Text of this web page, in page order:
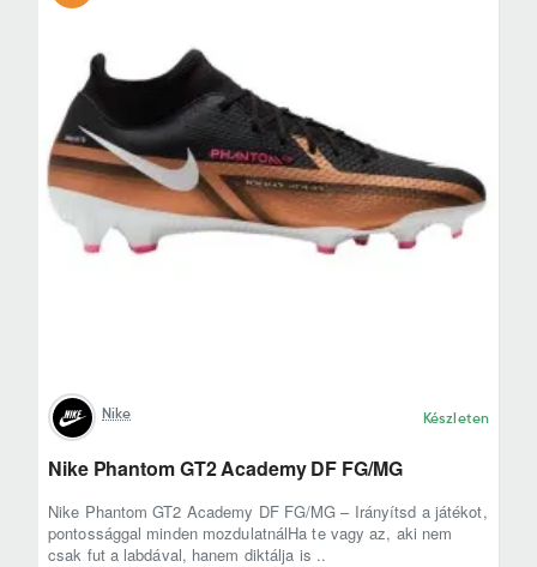
Nike Készleten
Nike Phantom GT2 Academy DF FG/MG
Nike Phantom GT2 Academy DF FG/MG – Irányítsd a játékot,
pontossággal minden mozdulatnálHa te vagy az, aki nem
csak fut a labdával, hanem diktálja is ..